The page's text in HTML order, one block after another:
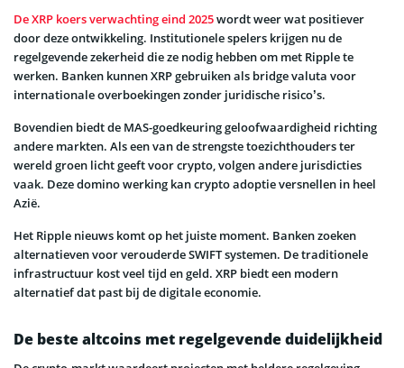
De XRP koers verwachting eind 2025wordt weer wat positiever
door deze ontwikkeling. Institutionele spelers krijgen nu de
regelgevende zekerheid die ze nodig hebben om met Ripple te
werken. Banken kunnen XRP gebruiken als bridge valuta voor
internationale overboekingen zonder juridische risico’s.
Bovendien biedt de MAS-goedkeuring geloofwaardigheid richting
andere markten. Als een van de strengste toezichthouders ter
wereld groen licht geeft voor crypto, volgen andere jurisdicties
vaak. Deze domino werking kan crypto adoptie versnellen in heel
Azië.
Het Ripple nieuws komt op het juiste moment. Banken zoeken
alternatieven voor verouderde SWIFT systemen. De traditionele
infrastructuur kost veel tijd en geld. XRP biedt een modern
alternatief dat past bij de digitale economie.
De beste altcoins met regelgevende duidelijkheid